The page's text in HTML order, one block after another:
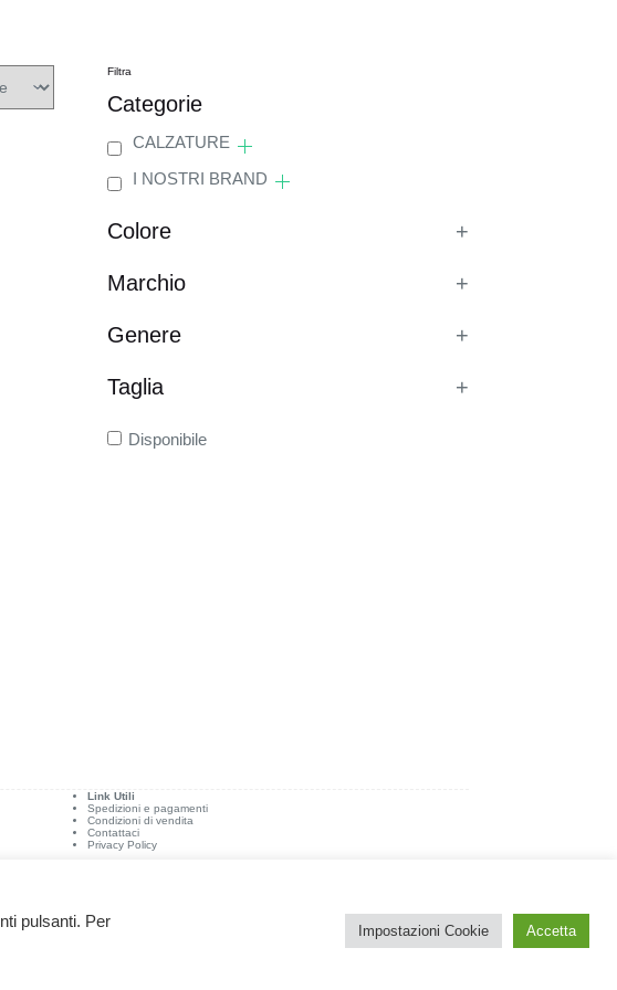
Filtra
Categorie
CALZATURE
I NOSTRI BRAND
Colore +
Marchio +
Genere +
Taglia +
Disponibile
Link Utili
Spedizioni e pagamenti
Condizioni di vendita
Contattaci
Privacy Policy
pulsanti. Per
Impostazioni Cookie Accetta